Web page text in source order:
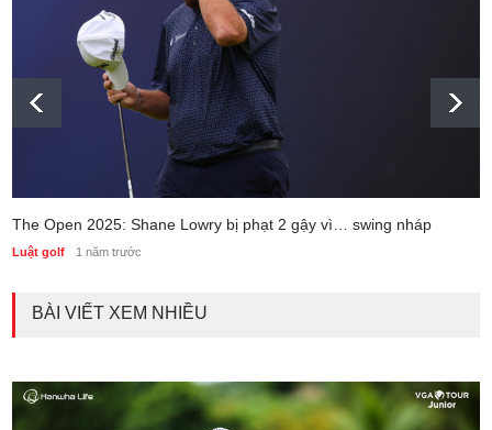
The Open 2025: Shane Lowry bị phạt 2 gậy vì… swing nháp
Luật golf 1 năm trước
BÀI VIẾT XEM NHIỀU